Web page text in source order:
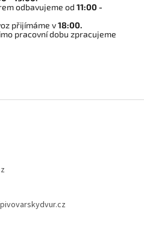
odbavujeme od 11:00 -
přijímáme v18:00.
pracovní dobu zpracujeme